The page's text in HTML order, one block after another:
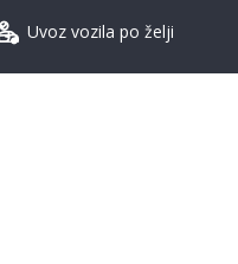
Uvoz vozila po želji